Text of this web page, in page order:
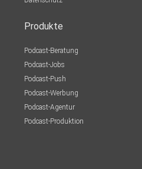
wenden wir uns dann
Stern ist.
Produkte
Podcast-Beratung
Podcast-Jobs
Podcast-Push
Podcast-Werbung
Podcast-Agentur
Podcast-Produktion